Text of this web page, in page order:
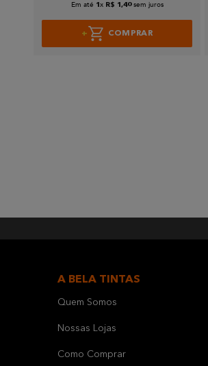
Em até 1 x R$ 1 ,40 sem juros
COMPRAR
A BELA TINTAS
Quem Somos
Nossas Lojas
Como Comprar